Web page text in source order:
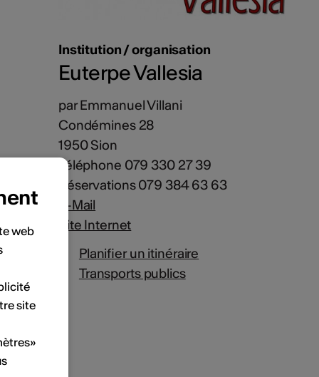
Institution / organisation
Euterpe Vallesia
par Emmanuel Villani
Condémines 28
1950 Sion
Téléphone 079 330 27 39
Réservations 079 384 63 63
E-Mail
Site Internet
Planifier un itinéraire
Transports publics
web
site